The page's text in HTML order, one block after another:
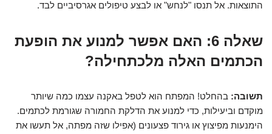
התוצאות. אל תנסו "לנחש" או לבצע טיפולים אגרסיביים לבד.
שאלה 6: האם אפשר למנוע את הופעת
הכתמים האלה מלכתחילה?
תשובה: בהחלט! המפתח הוא לטפל באקנה עצמו כמה שיותר
מוקדם וביעילות, כדי למנוע את הדלקת החמורה שגורמת לכתמים.
הימנעות מפיצוץ או גירוד פצעונים (אפילו שזה מפתה, אל תעשו את